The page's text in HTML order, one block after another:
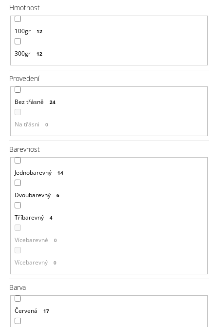
Hmotnost
100gr 12
300gr 12
Provedení
Bez třásně 24
Na třásni 0
Barevnost
Jednobarevný 14
Dvoubarevný 6
Tříbarevný 4
Vícebarevné 0
Vícebarevný 0
Barva
Červená 17